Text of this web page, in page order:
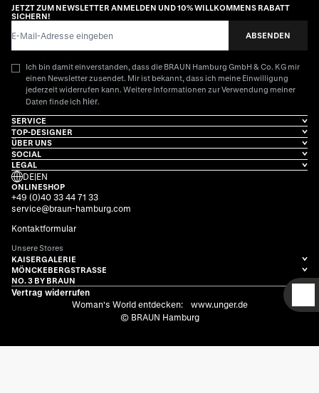
JETZT ZUM NEWSLETTER ANMELDEN UND 10% WILLKOMMENS RABATT
SICHERN!
ABSENDEN
Ich bin damit einverstanden, dass die BRAUN Hamburg GmbH & Co. KG mir
einen Newsletter zusendet. Mir ist bekannt, dass ich meine Einwilligung
jederzeit widerrufen kann. Weitere Informationen zur Verwendung meiner
Daten finde ich hier.
SERVICE
TOP-DESIGNER
ÜBER UNS
SOCIAL
LEGAL
DE|EN
ONLINESHOP
+49 (0)40 33 44 71 33
service@braun-hamburg.com
Kontaktformular
Unsere Stores
KAISERGALERIE
MÖNCKEBERGSTRASSE
NO. 3 BY BRAUN
Vertrag widerrufen
Woman's World entdecken:
www.unger.de
© BRAUN Hamburg